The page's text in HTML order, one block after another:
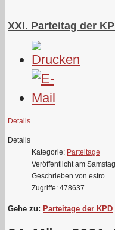
XXI. Parteitag der
Details
Details
Kategorie: Parteitage
Veröffentlicht am
Geschrieben von estro
Zugriffe: 478637
Gehe zu: Parteitage der KPD